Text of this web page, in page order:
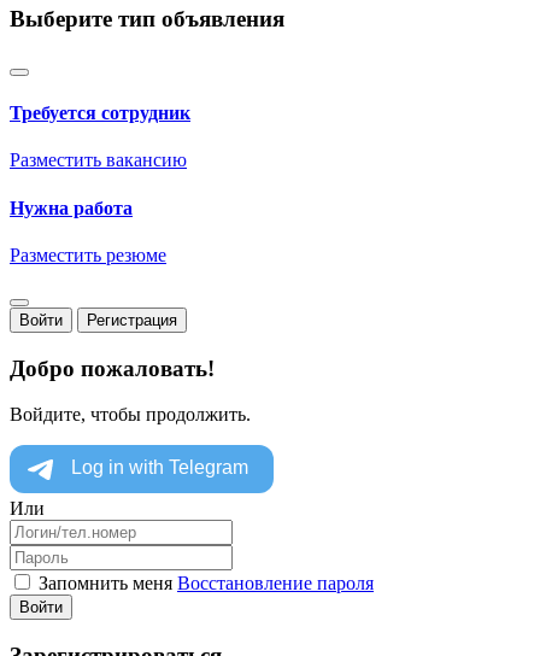
Выберите тип объявления
Требуется сотрудник
Разместить вакансию
Нужна работа
Разместить резюме
Войти Регистрация
Добро пожаловать!
Войдите, чтобы продолжить.
Или
Запомнить меня Восстановление пароля
Войти